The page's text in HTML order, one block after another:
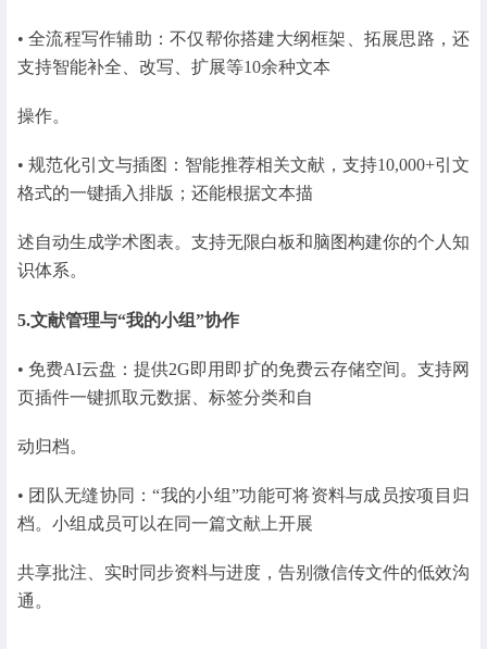
• 全流程写作辅助：不仅帮你搭建大纲框架、拓展思路，还
支持智能补全、改写、扩展等10余种文本
操作。
• 规范化引文与插图：智能推荐相关文献，支持10,000+引文
格式的一键插入排版；还能根据文本描
述自动生成学术图表。支持无限白板和脑图构建你的个人知
识体系。
5.文献管理与“我的小组”协作
• 免费AI云盘：提供2G即用即扩的免费云存储空间。支持网
⻚插件一键抓取元数据、标签分类和自
动归档。
• 团队无缝协同：“我的小组”功能可将资料与成员按项目归
档。小组成员可以在同一篇文献上开展
共享批注、实时同步资料与进度，告别微信传文件的低效沟
通。